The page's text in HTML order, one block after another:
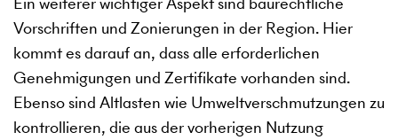
Vorschriften und Zonierungen in der Region. Hier
kommt es darauf an, dass alle erforderlichen
Genehmigungen und Zertifikate vorhanden sind.
Ebenso sind Altlasten wie Umweltverschmutzungen zu
kontrollieren, die aus der vorherigen Nutzung